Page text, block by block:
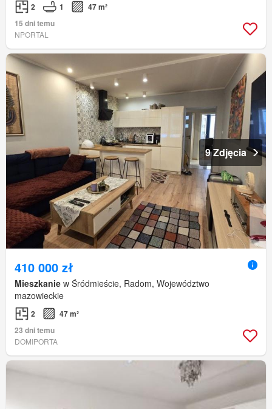
2 1
47 m²
15 dni temu
NPORTAL
9 Zdjęcia
410 000 zł
Mieszkanie w Śródmieście, Radom, Województwo
mazowieckie
2
47 m²
23 dni temu
DOMIPORTA